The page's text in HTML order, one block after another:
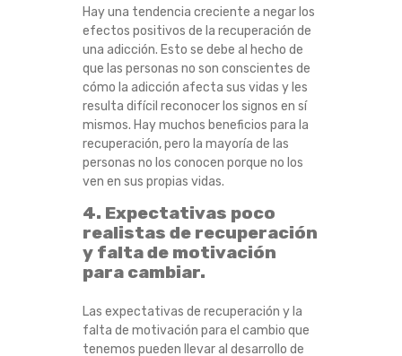
Hay una tendencia creciente a negar los
efectos positivos de la recuperación de
una adicción. Esto se debe al hecho de
que las personas no son conscientes de
cómo la adicción afecta sus vidas y les
resulta difícil reconocer los signos en sí
mismos. Hay muchos beneficios para la
recuperación, pero la mayoría de las
personas no los conocen porque no los
ven en sus propias vidas.
4. Expectativas poco
realistas de recuperación
y falta de motivación
para cambiar.
Las expectativas de recuperación y la
falta de motivación para el cambio que
tenemos pueden llevar al desarrollo de